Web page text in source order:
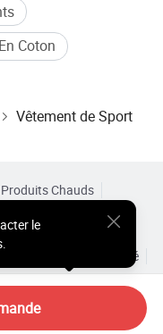
Coton
Vêtement de Sport
le
Chauds
Site PC
de Confidentialité
All Rights Reserved